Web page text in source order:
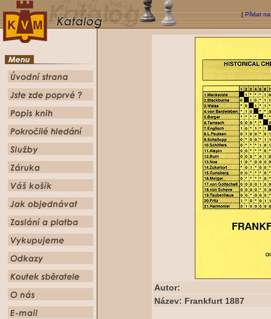
[ Přidat
Autor:
Název: Frankfurt 1887